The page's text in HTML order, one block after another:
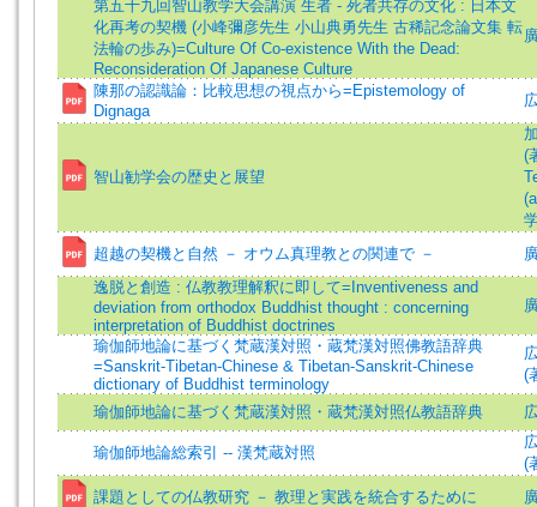
第五十九回智山教学大会講演 生者 - 死者共存の文化 : 日本文
化再考の契機 (小峰彌彦先生 小山典勇先生 古稀記念論文集 転
法輪の歩み)=Culture Of Co-existence With the Dead:
Reconsideration Of Japanese Culture
陳那の認識論：比較思想の視点から=Epistemology of
Dignaga
智山勧学会の歴史と展望
(
超越の契機と自然 － オウム真理教との関連で －
逸脱と創造 : 仏教教理解釈に即して=Inventiveness and
deviation from orthodox Buddhist thought : concerning
interpretation of Buddhist doctrines
瑜伽師地論に基づく梵蔵漢対照・蔵梵漢対照佛教語辞典
=Sanskrit-Tibetan-Chinese & Tibetan-Sanskrit-Chinese
dictionary of Buddhist terminology
(
瑜伽師地論に基づく梵蔵漢対照・蔵梵漢対照仏教語辞典
瑜伽師地論総索引 -- 漢梵蔵対照
(
課題としての仏教研究 － 教理と実践を統合するために